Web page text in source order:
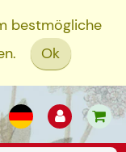
bestmögliche
Ok